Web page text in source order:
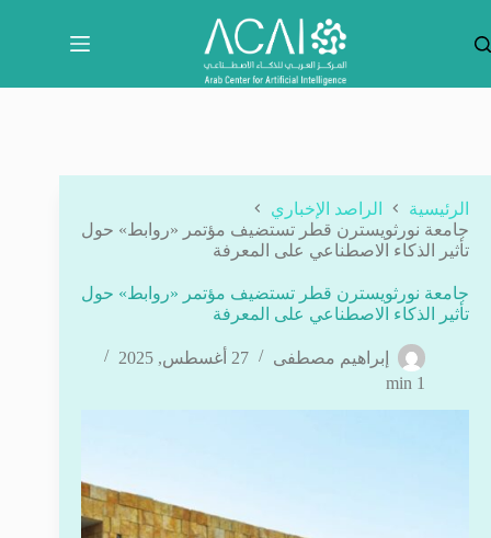
المحتوى
الرئيسية
الراصد الإخباري
جامعة نورثويسترن قطر تستضيف مؤتمر «روابط» حول
تأثير الذكاء الاصطناعي على المعرفة
جامعة نورثويسترن قطر تستضيف مؤتمر «روابط» حول
تأثير الذكاء الاصطناعي على المعرفة
إبراهيم مصطفى
27 أغسطس, 2025
1 min